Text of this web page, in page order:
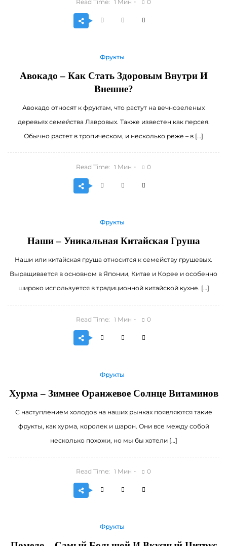
Read Time: 1 Мин 0
Фрукты
Авокадо – Как Стать Здоровым Внутри И
Внешне?
Авокадо относят к фруктам, что растут на вечнозеленых
деревьях семейства Лавровых. Также известен как персея.
Обычно растет в тропическом, и несколько реже – в […]
Read Time: 1 Мин 0
Фрукты
Наши – Уникальная Китайская Груша
Наши или китайская груша относится к семейству грушевых.
Выращивается в основном в Японии, Китае и Корее и особенно
широко используется в традиционной китайской кухне. […]
Read Time: 1 Мин 0
Фрукты
Хурма – Зимнее Оранжевое Солнце Витаминов
С наступлением холодов на наших рынках появляются такие
фрукты, как хурма, королек и шарон. Они все между собой
несколько похожи, но мы бы хотели […]
Read Time: 1 Мин 0
Фрукты